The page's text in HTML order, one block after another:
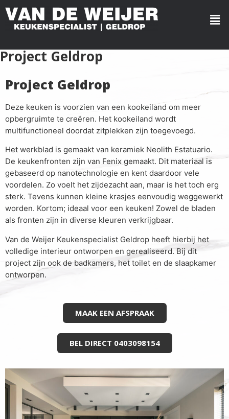
Project Geldrop
Project Geldrop
Deze keuken is voorzien van een kookeiland om meer
opbergruimte te creëren. Het kookeiland wordt
multifunctioneel doordat zitplekken zijn toegevoegd.
Het werkblad is gemaakt van keramiek Neolith Estatuario.
De keukenfronten zijn van Fenix gemaakt. Dit materiaal is
gebaseerd op nanotechnologie en kent daardoor vele
voordelen. Zo voelt het zijdezacht aan, maar is het toch erg
sterk. Tevens kunnen kleine krasjes eenvoudig weggewerkt
worden. Kortom; ideaal voor een keuken! Zowel de bladen
als fronten zijn in diverse kleuren verkrijgbaar.
Van de Weijer Keukenspecialist Geldrop heeft hierbij het
volledige interieur ontworpen en gerealiseerd. Bij dit
project zijn ook de badkamers, het toilet en de slaapkamer
ontworpen.
MAAK EEN AFSPRAAK
BEL DIRECT 0403098154